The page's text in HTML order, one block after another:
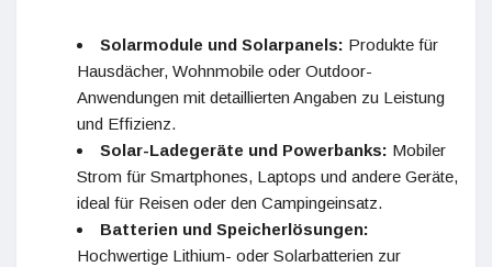
Solarmodule und Solarpanels: Produkte für
Hausdächer, Wohnmobile oder Outdoor-
Anwendungen mit detaillierten Angaben zu Leistung
und Effizienz.
Solar-Ladegeräte und Powerbanks: Mobiler
Strom für Smartphones, Laptops und andere Geräte,
ideal für Reisen oder den Campingeinsatz.
Batterien und Speicherlösungen:
Hochwertige Lithium- oder Solarbatterien zur